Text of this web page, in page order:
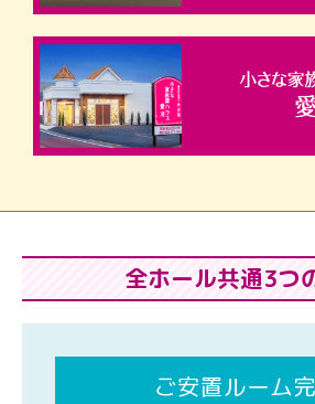
全ホール共通3つ
ご安置ルーム